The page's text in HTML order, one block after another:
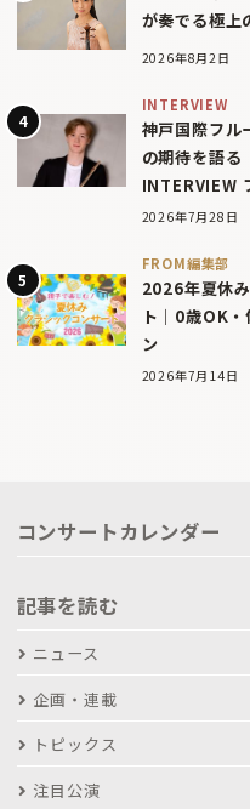
が奏でる極上
2026年8月2日
INTERVIEW
神戸国際フル
の期待を語る
INTERVIEW
2026年7月28日
FROM編集部
2026年夏休
ト｜0歳OK
ン
2026年7月14日
コンサートカレンダー
記事を読む
ニュース
企画・連載
トピックス
注目公演